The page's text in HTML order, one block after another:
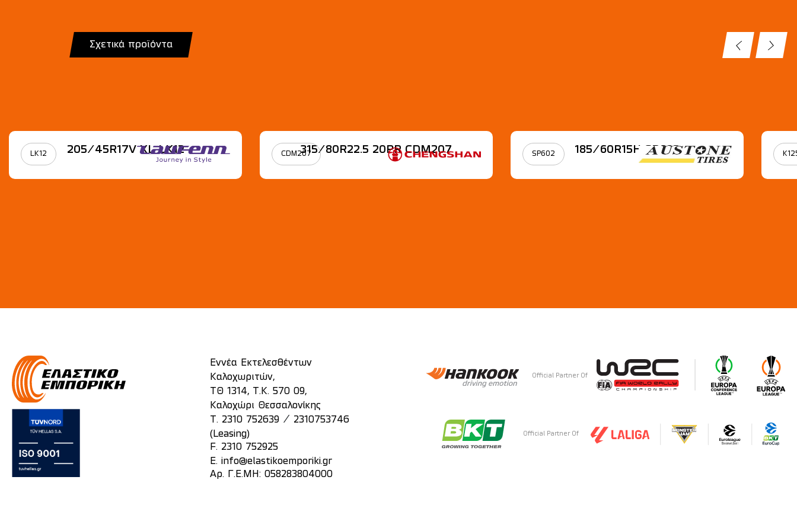
Σχετικά προϊόντα
LK12 205/45R17V XL LK12 CDM207315/80R22.5 20PR CDM207 SP602 185/60R15Η SP602
Εννέα Εκτελεσθέντων
Καλοχωριτών,
ΤΘ 1314, Τ.Κ. 570 09,
Καλοχώρι Θεσσαλονίκης
T. 2310 752639/
2310753746
(Leasing)
F. 2310 752925
E.
info@elastikoemporiki.gr
Αρ. Γ.Ε.ΜΗ: 058283804000
Official Partner Of
Official Partner Of